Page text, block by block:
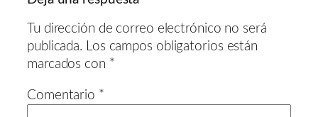
Tu dirección de correo electrónico no será
publicada. Los campos obligatorios están
marcados con *
Comentario *